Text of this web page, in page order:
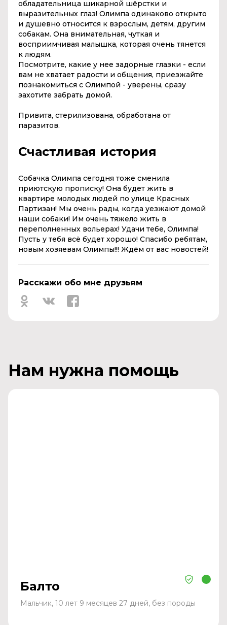
обладательница шикарной шёрстки и
выразительных глаз! Олимпа одинаково открыто
и душевно относится к взрослым, детям, другим
собакам. Она внимательная, чуткая и
восприимчивая малышка, которая очень тянется
к людям.
Посмотрите, какие у нее задорные глазки - если
вам не хватает радости и общения, приезжайте
познакомиться с Олимпой - уверены, сразу
захотите забрать домой.
Привита, стерилизована, обработана от
паразитов.
Счастливая история
Собачка Олимпа сегодня тоже сменила
приютскую прописку! Она будет жить в
квартире молодых людей по улице Красных
Партизан! Мы очень рады, когда уезжают домой
наши собаки! Им очень тяжело жить в
переполненных вольерах! Удачи тебе, Олимпа!
Пусть у тебя всё будет хорошо! Спасибо ребятам,
новым хозяевам Олимпы!!! Ждём от вас новостей!
Расскажи обо мне друзьям
Нам нужна помощь
Балто
Мальчик, 10 лет 9 месяцев 27 дней, без породы